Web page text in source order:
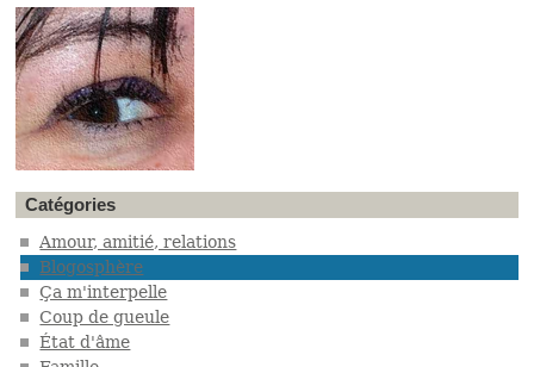
Catégories
Amour, amitié, relations
Blogosphère
Ça m'interpelle
Coup de gueule
État d'âme